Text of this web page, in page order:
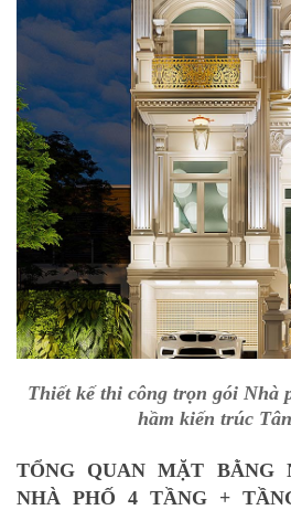
Thiết kế thi công trọn gói Nhà
hầm kiến trúc
TỔNG QUAN MẶT BẰNG
NHÀ PHỐ 4 TẦNG +